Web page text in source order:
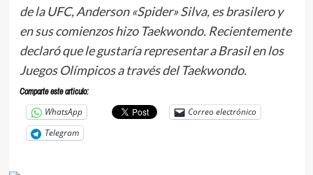
de la UFC, Anderson «Spider» Silva, es brasilero y
en sus comienzos hizo Taekwondo. Recientemente
declaró que le gustaría representar a Brasil en los
Juegos Olímpicos a través del Taekwondo.
Comparte este articulo:
WhatsApp
Correo electrónico
Telegram